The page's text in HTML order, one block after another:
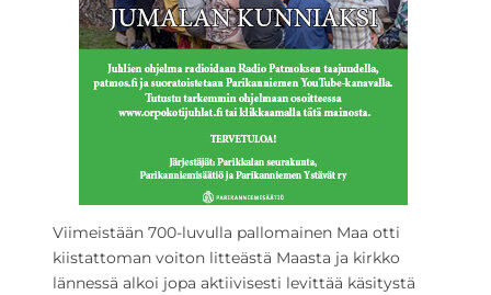
Viimeistään 700-luvulla pallomainen Maa otti
kiistattoman voiton litteästä Maasta ja kirkko
lännessä alkoi jopa aktiivisesti levittää käsitystä